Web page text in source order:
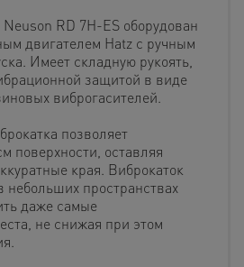
RD 7H-ES оборудован
двигателем Hatz с ручным
Имеет складную рукоять,
защитой в виде
виброгасителей.
позволяет
поверхности, оставляя
края. Виброкаток
небольших пространствах
даже самые
не снижая при этом